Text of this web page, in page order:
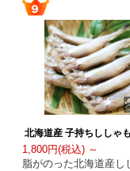
北海道産 子持ちししゃ
1,800円(税込) ～
脂がのった北海道産し